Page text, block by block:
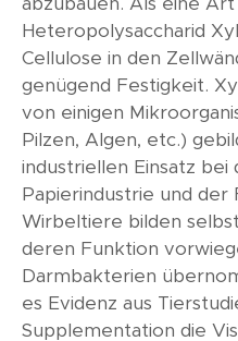
Heteropolysaccharid
Cellulose in den
genügend Festigkeit.
von einigen
Pilzen, Algen, etc.)
industriellen Einsatz
Papierindustrie und
Wirbeltiere bilden
deren Funktion
Darmbakterien
es Evidenz aus
Supplementation die